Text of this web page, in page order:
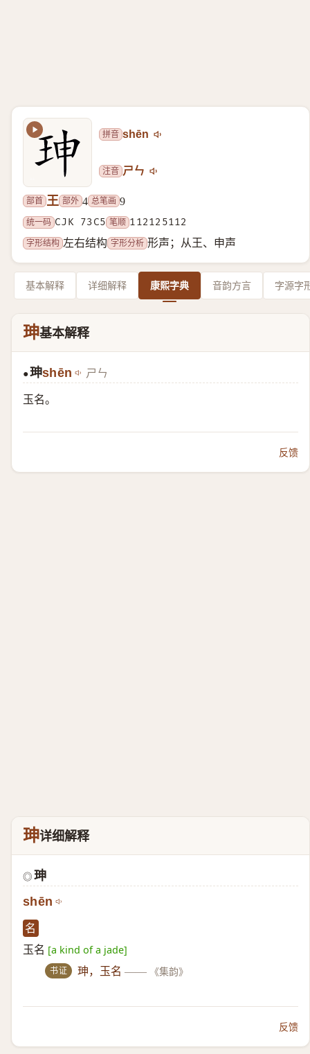
拼音 shēn
注音 ㄕㄣ
部首 王 部外 4 总笔画 9
统一码 CJK 73C5 笔顺 112125112
字形结构 左右结构 字形分析 形声；从王、申声
基本解释 详细解释 康熙字典 音韵方言 字源字
珅基本解释
●珅shēn ㄕㄣ
玉名。
反馈
珅详细解释
◎ 珅
shēn
名
玉名 [a kind of a jade]
书证 珅，玉名 —— 《集韵》
反馈